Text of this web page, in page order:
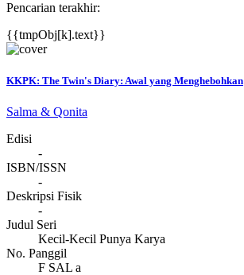
Pencarian terakhir:
{{tmpObj[k].text}}
KKPK: The Twin's Diary: Awal yang Menghebohkan
Salma & Qonita
Edisi
-
ISBN/ISSN
-
Deskripsi Fisik
-
Judul Seri
Kecil-Kecil Punya Karya
No. Panggil
F SAL a